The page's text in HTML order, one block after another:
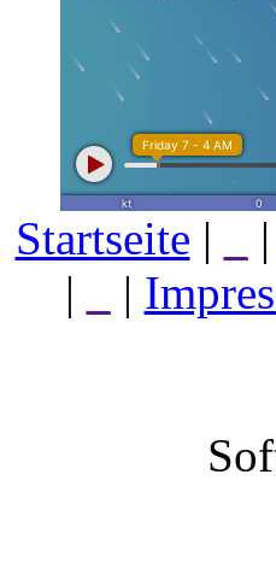
Startseite | |
|
|